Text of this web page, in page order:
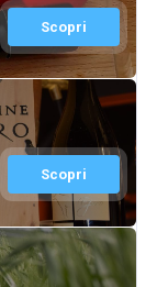
Scopri
Scopri